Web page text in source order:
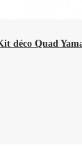
déco Quad